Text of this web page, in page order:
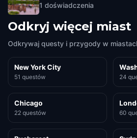
1 doświadczenia
Odkryj więcej miast
Odkrywaj questy i przygody w
New York City
51 questów 24
Chicago
22 questów 60